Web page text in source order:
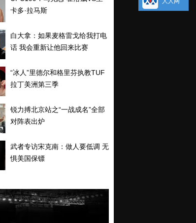
卡多·拉马斯
白大拿：如果麦格雷戈给我打电
话 我会重新让他回来比赛
“冰人”里德尔和格里芬执教TUF
拉丁美洲第三季
锐力搏北京站之“一战成名”全部
对阵表出炉
武者专访宋克南：做人要低调 无
惧美国保镖